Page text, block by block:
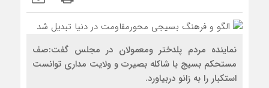
نماینده مردم پلدختر ومعمولان در مجلس گفت:صف
مستحکم بسیج با شاکله بصیرت و ولایت مداری توانست
استکبار را به زانو دربیاورد.